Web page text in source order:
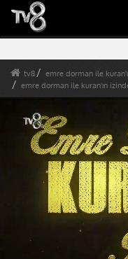
tv8
emre dorman ile
emre dorman ile kuran'ın